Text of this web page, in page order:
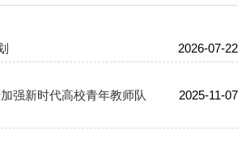
2026-07-22
强新时代高校青年教师队
2025-11-07